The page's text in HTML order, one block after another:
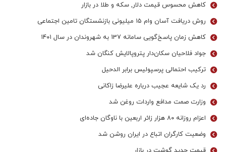
کاهش محسوس قیمت دلار, سکه و طلا در بازار
روش دریافت آسان وام ۱۵ میلیونی بازنشستگان تامین اجتماعی
کاهش زمان پاسخ‌گویی سامانه 137 به شهروندان در سال ۱۴۰۱
جواد فلاحیان سکان‌دار پتروپالایش کنگان شد
ترکیب احتمالی پرسپولیس برابر الدحیل
رد یک شایعه عجیب درباره علیرضا زاکانی
وزارت صمت مدافع واردات روغن شد
اعزام روزانه ۸۰ هزار زائر اربعین با ناوگان جاده‌ای
وضعیت کارگران اتباع در ایران روشن شد